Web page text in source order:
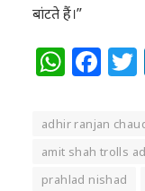
बांटते हैं।”
adhir ranjan
amit shah trolls
prahlad nishad